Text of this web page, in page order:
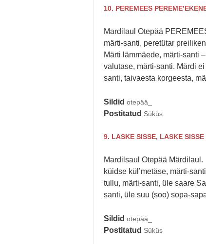
10. PEREMEES
Mardilaul Otepää
märti-santi, peretütar
Märti lämmäede, märti-santi
valutase, märti-santi. Märdi
santi, taivaesta korgeesta,
Sildid otepää_
Postitatud Süküs
9. LASKE SISSE, LASKE SISSE
Mardilsaul Otepää
küidse kül’metäse, märti-
tullu, märti-santi, üle saare
santi, üle suu (soo) sopa-
Sildid otepää_
Postitatud Süküs